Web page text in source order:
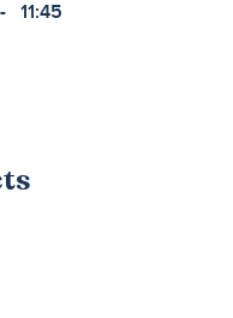
-
11:45